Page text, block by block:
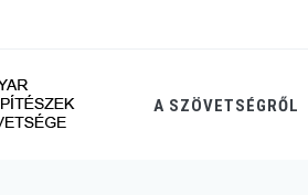
A SZÖVETSÉGRŐL